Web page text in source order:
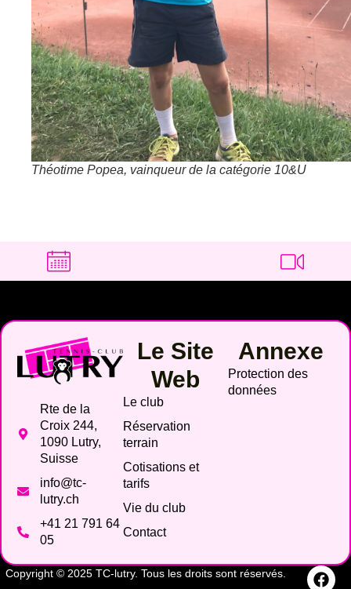
Théotime Popea, vainqueur de la catégorie 10&U
Rte de la
Croix 244,
1090 Lutry,
Suisse
info@tc-
lutry.ch
+41 21 791 64
05
Le Site
Web
Le club
Réservation
terrain
Cotisations et
tarifs
Vie du club
Contact
Annexe
Protection des
données
Copyright © 2025 TC-lutry. Tous les droits sont réservés.